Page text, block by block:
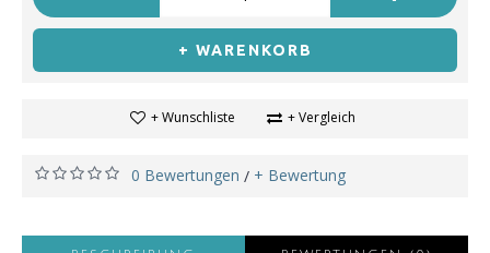
+ WARENKORB
+ Wunschliste + Vergleich
0 Bewertungen / + Bewertung